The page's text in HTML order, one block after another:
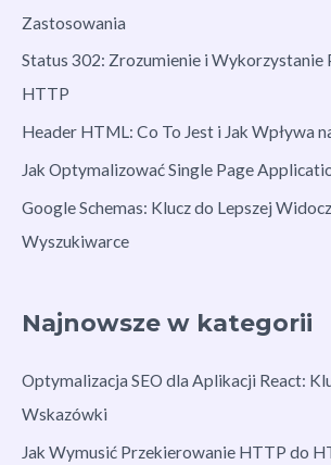
Zastosowania
Status 302: Zrozumienie i Wykorzystanie
HTTP
Header HTML: Co To Jest i Jak Wpływa
Jak Optymalizować Single Page
Google Schemas: Klucz do Lepszej
Wyszukiwarce
Najnowsze w kategorii
Optymalizacja SEO dla Aplikacji React:
Wskazówki
Jak Wymusić Przekierowanie HTTP do